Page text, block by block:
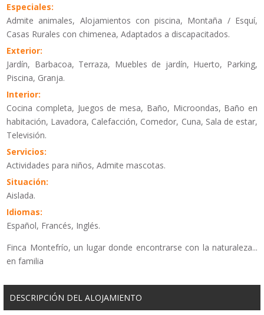
Especiales:
Admite animales, Alojamientos con piscina, Montaña / Esquí,
Casas Rurales con chimenea, Adaptados a discapacitados.
Exterior:
Jardín, Barbacoa, Terraza, Muebles de jardín, Huerto, Parking,
Piscina, Granja.
Interior:
Cocina completa, Juegos de mesa, Baño, Microondas, Baño en
habitación, Lavadora, Calefacción, Comedor, Cuna, Sala de estar,
Televisión.
Servicios:
Actividades para niños, Admite mascotas.
Situación:
Aislada.
Idiomas:
Español, Francés, Inglés.
Finca Montefrío, un lugar donde encontrarse con la naturaleza...
en familia
DESCRIPCIÓN DEL ALOJAMIENTO